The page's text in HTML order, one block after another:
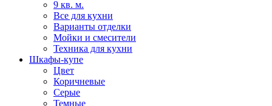
9 кв. м.
Все для кухни
Варианты отделки
Мойки и смесители
Техника для кухни
Шкафы-купе
Цвет
Коричневые
Серые
Темные